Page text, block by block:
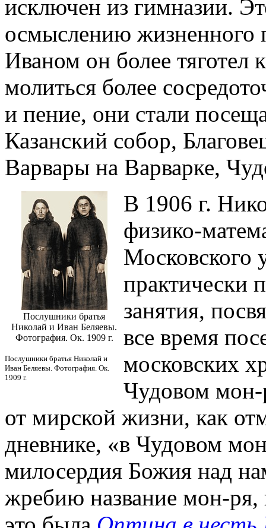
исключен из гимназии.
осмыслению жизненного
Иваном он более
молиться более
и пение, они стали
Казанский собор,
Варвары на Варварке,
Послушники братья
Николай и Иван Беляевы.
Фотография. Ок. 1909 г.
Послушники братья Николай и
Иван Беляевы. Фотография. Ок.
1909 г.
В 1906 г.
физико-
Московского
практически
занятия,
все время
московских
Чудовом мон-
от мирской жизни, как
дневнике, «в Чудовом
милосердия Божия над
жребию название мон-ря,